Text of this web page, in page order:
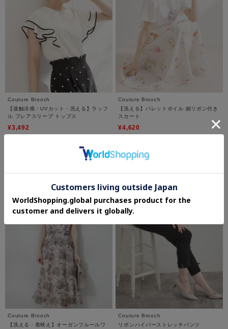
Couture Brooch
【接触冷感・UVカット・洗える】ラッフ
ル フレアスリーブ トップス
¥3,492
Couture Brooch
【洗える】パレットボイル 細リボン付き
スカート
¥4,620
Couture Brooch
【洗える・着映え】オーガンフルールワ
Couture Brooch
リボンハイパーストレッチパンツ